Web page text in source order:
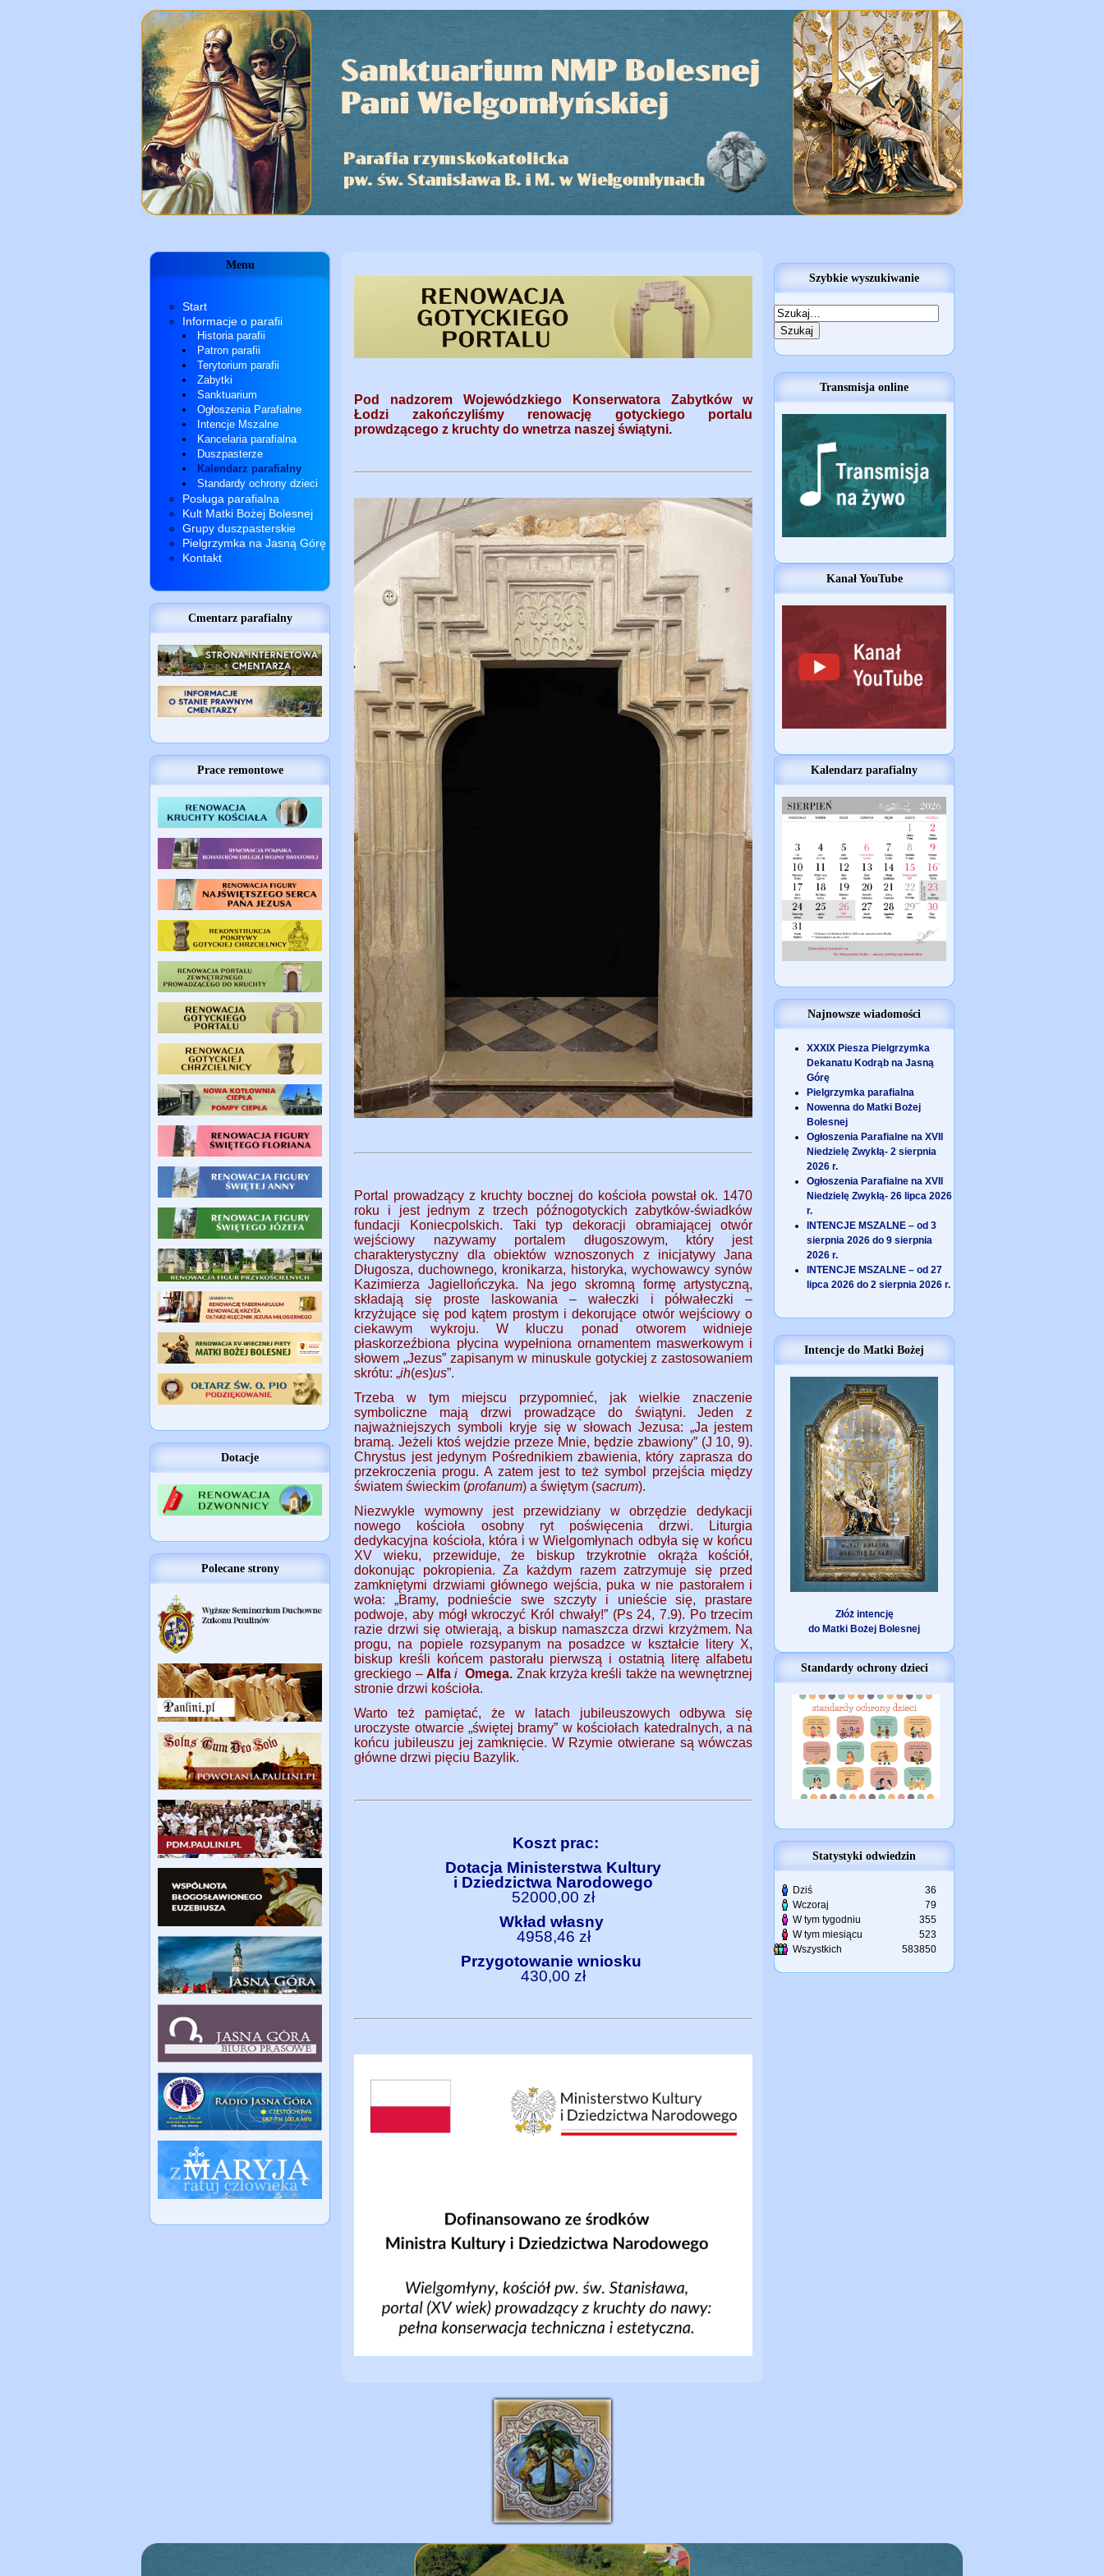
Szybkie wyszukiwanie
Transmisja online
Kanał YouTube
Kalendarz parafialny
Najnowsze wiadomości
XXXIX Piesza Pielgrzymka
Dekanatu Kodrąb na Jasną
Górę
Pielgrzymka parafialna
Nowenna do Matki Bożej
Bolesnej
Ogłoszenia Parafialne na XVII
Niedzielę Zwykłą- 2 sierpnia
2026 r.
Ogłoszenia Parafialne na XVII
Niedzielę Zwykłą- 26 lipca 2026
r.
INTENCJE MSZALNE – od 3
sierpnia 2026 do 9 sierpnia
2026 r.
INTENCJE MSZALNE – od 27
lipca 2026 do 2 sierpnia 2026 r.
Intencje do Matki Bożej
Złóż intencję
do Matki Bożej Bolesnej
Standardy ochrony dzieci
Statystyki odwiedzin
Dziś
36
Wczoraj
79
W tym tygodniu
355
W tym miesiącu
523
Wszystkich
583850
Menu
Start
Informacje o parafii
Historia parafii
Patron parafii
Terytorium parafii
Zabytki
Sanktuarium
Ogłoszenia Parafialne
Intencje Mszalne
Kancelaria parafialna
Duszpasterze
Kalendarz parafialny
Standardy ochrony dzieci
Posługa parafialna
Kult Matki Bożej Bolesnej
Grupy duszpasterskie
Pielgrzymka na Jasną Górę
Kontakt
Cmentarz parafialny
Prace remontowe
Dotacje
Polecane strony
Pod nadzorem Wojewódzkiego Konserwatora Zabytków w
Łodzi zakończyliśmy renowację gotyckiego portalu
prowdzącego z kruchty do wnetrza naszej świątyni.
Portal prowadzący z kruchty bocznej do kościoła powstał ok. 1470
roku i jest jednym z trzech późnogotyckich zabytków-świadków
fundacji Koniecpolskich. Taki typ dekoracji obramiającej otwór
wejściowy nazywamy portalem długoszowym, który jest
charakterystyczny dla obiektów wznoszonych z inicjatywy Jana
Długosza, duchownego, kronikarza, historyka, wychowawcy synów
Kazimierza Jagiellończyka. Na jego skromną formę artystyczną,
składają się proste laskowania – wałeczki i półwałeczki –
krzyżujące się pod kątem prostym i dekorujące otwór wejściowy o
ciekawym wykroju. W kluczu ponad otworem widnieje
płaskorzeźbiona płycina wypełniona ornamentem maswerkowym i
słowem „Jezus” zapisanym w minuskule gotyckiej z zastosowaniem
skrótu: „ih(es)us”.
Trzeba w tym miejscu przypomnieć, jak wielkie znaczenie
symboliczne mają drzwi prowadzące do świątyni. Jeden z
najważniejszych symboli kryje się w słowach Jezusa: „Ja jestem
bramą. Jeżeli ktoś wejdzie przeze Mnie, będzie zbawiony” (J 10, 9).
Chrystus jest jedynym Pośrednikiem zbawienia, który zaprasza do
przekroczenia progu. A zatem jest to też symbol przejścia między
światem świeckim (profanum) a świętym (sacrum).
Niezwykle wymowny jest przewidziany w obrzędzie dedykacji
nowego kościoła osobny ryt poświęcenia drzwi. Liturgia
dedykacyjna kościoła, która i w Wielgomłynach odbyła się w końcu
XV wieku, przewiduje, że biskup trzykrotnie okrąża kościół,
dokonując pokropienia. Za każdym razem zatrzymuje się przed
zamkniętymi drzwiami głównego wejścia, puka w nie pastorałem i
woła: „Bramy, podnieście swe szczyty i unieście się, prastare
podwoje, aby mógł wkroczyć Król chwały!” (Ps 24, 7.9). Po trzecim
razie drzwi się otwierają, a biskup namaszcza drzwi krzyżmem. Na
progu, na popiele rozsypanym na posadzce w kształcie litery X,
biskup kreśli końcem pastorału pierwszą i ostatnią literę alfabetu
greckiego –Alfa i Omega. Znak krzyża kreśli także na wewnętrznej
stronie drzwi kościoła.
Warto też pamiętać, że w latach jubileuszowych odbywa się
uroczyste otwarcie „świętej bramy” w kościołach katedralnych, a na
końcu jubileuszu jej zamknięcie. W Rzymie otwierane są wówczas
główne drzwi pięciu Bazylik.
Koszt prac:
Dotacja Ministerstwa Kultury
i Dziedzictwa Narodowego
52000,00 zł
Wkład własny
4958,46 zł
Przygotowanie wniosku
430,00 zł